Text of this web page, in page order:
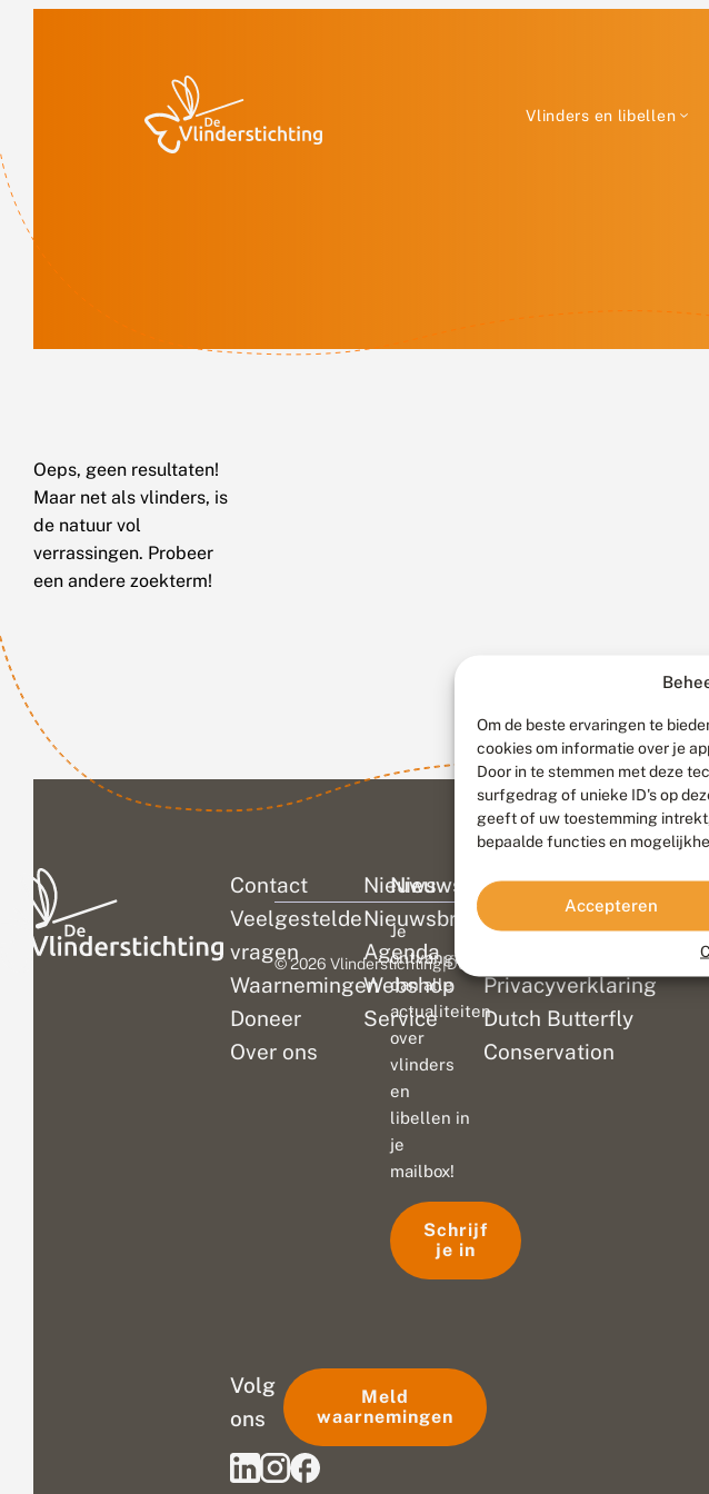
Om de beste ervaringen te
cookies om informatie over je
Door in te stemmen met deze
surfgedrag of unieke ID's op
geeft of uw toestemming
bepaalde functies en
Accepteren
Vlinders en libellen
Oeps, geen resultaten!
Maar net als vlinders, is
de natuur vol
verrassingen. Probeer
een andere zoekterm!
Contact
Veelgestelde
vragen
Waarnemingen
Doneer
Over ons
Nieuws
Nieuwsbrief
Agenda
Webshop
Service
Colofon
Disclaimer
Privacyverklaring
Dutch Butterfly
Conservation
Nieuwsbrief
Je
ontvangt
dan alle
actualiteiten
over
vlinders
en
libellen in
je
mailbox!
Schrijf
je in
Volg
ons
Meld
waarnemingen
© 2026 Vlinderstichting|Duurzaam ontwikkeld door